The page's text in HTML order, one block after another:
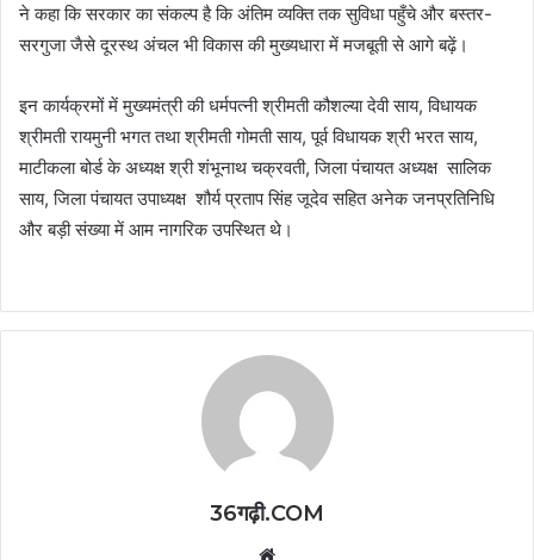
ने कहा कि सरकार का संकल्प है कि अंतिम व्यक्ति तक सुविधा पहुँचे और बस्तर-
सरगुजा जैसे दूरस्थ अंचल भी विकास की मुख्यधारा में मजबूती से आगे बढ़ें।
इन कार्यक्रमों में मुख्यमंत्री की धर्मपत्नी श्रीमती कौशल्या देवी साय, विधायक
श्रीमती रायमुनी भगत तथा श्रीमती गोमती साय, पूर्व विधायक श्री भरत साय,
माटीकला बोर्ड के अध्यक्ष श्री शंभूनाथ चक्रवती, जिला पंचायत अध्यक्ष सालिक
साय, जिला पंचायत उपाध्यक्ष शौर्य प्रताप सिंह जूदेव सहित अनेक जनप्रतिनिधि
और बड़ी संख्या में आम नागरिक उपस्थित थे।
36गढ़ी.COM